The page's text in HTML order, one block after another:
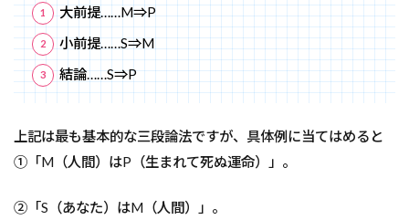
大前提……M⇒P
小前提……S⇒M
結論……S⇒P
上記は最も基本的な三段論法ですが、具体例に当てはめると
①「M（人間）はP（生まれて死ぬ運命）」。
②「S（あなた）はM（人間）」。